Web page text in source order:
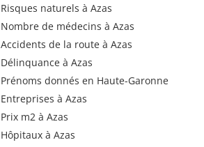
Risques naturels à Azas
Nombre de médecins à Azas
Accidents de la route à Azas
Délinquance à Azas
Prénoms donnés en Haute-Garonne
Entreprises à Azas
Prix m2 à Azas
Hôpitaux à Azas